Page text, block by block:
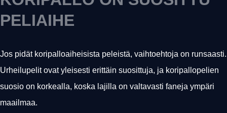
PELIAIHE
Jos pidät koripalloaiheisista peleistä, vaihtoehtoja on runsaasti.
Urheilupelit ovat yleisesti erittäin suosittuja, ja koripallopelien
suosio on korkealla, koska lajilla on valtavasti faneja ympäri
maailmaa.